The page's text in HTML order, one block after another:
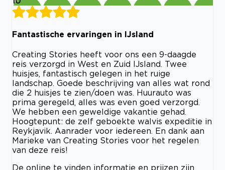
Fantastische ervaringen in IJsland
Creating Stories heeft voor ons een 9-daagde
reis verzorgd in West en Zuid IJsland. Twee
huisjes, fantastisch gelegen in het ruige
landschap. Goede beschrijving van alles wat rond
die 2 huisjes te zien/doen was. Huurauto was
prima geregeld, alles was even goed verzorgd.
We hebben een geweldige vakantie gehad.
Hoogtepunt: de zelf geboekte walvis expeditie in
Reykjavik. Aanrader voor iedereen. En dank aan
Marieke van Creating Stories voor het regelen
van deze reis!
De online te vinden informatie en prijzen zijn